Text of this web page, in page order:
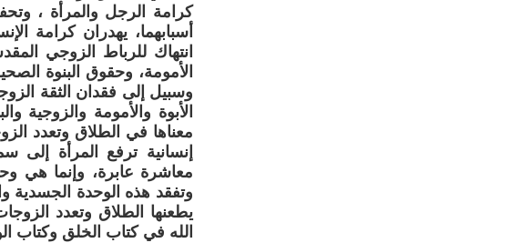
كرامة الرجل والمرأة ،
أسبابهما، يهدران كرامة
انتهاك للرباط الزوجي
الأمومة، وحقوق البنوة
وسبيل إلى فقدان الثقة
الأبوة والأمومة والزوجية
معناها في الطلاق وتعدد
إنسانية ترفع المرأة إلى
معاشرة عابرة، وإنما هي
وتفقد هذه الوحدة الجسدية
يطعنها الطلاق وتعدد
الله في كتاب الخلق وكتاب